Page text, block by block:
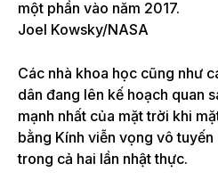
một phần vào năm 2017.
Joel Kowsky/NASA
Các nhà khoa học cũng như
dân đang lên kế hoạch quan
mạnh nhất của mặt trời khi
bằng Kính viễn vọng vô tuyến
trong cả hai lần nhật thực.